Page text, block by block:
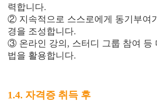
력합니다.
② 지속적으로 스스로에게 동기부여
경을 조성합니다.
③ 온라인 강의, 스터디 그룹 참여 등
법을 활용합니다.
1.4. 자격증 취득 후